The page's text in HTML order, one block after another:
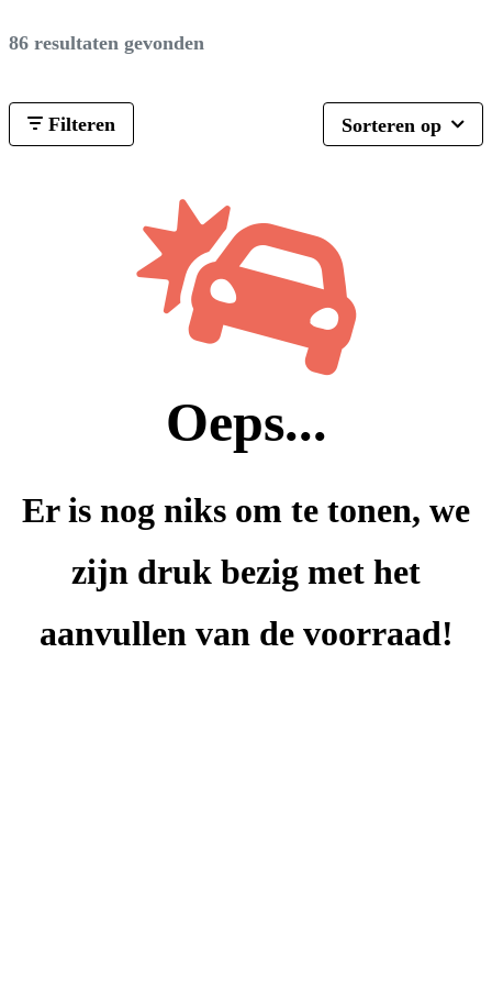
86 resultaten gevonden
Filteren Sorteren op
Oeps...
Er is nog niks om te tonen, we
zijn druk bezig met het
aanvullen van de voorraad!